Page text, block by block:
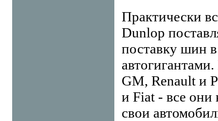
Практически
Dunlop
поставку шин
GM, Renault и
и Fiat - все
свои